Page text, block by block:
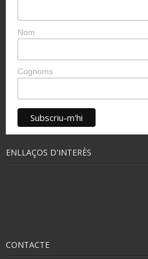
Nom
Cognoms
ENLLAÇOS D'INTERÈS
CONTACTE